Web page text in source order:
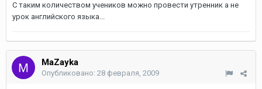
С таким количеством учеников можно провести утренник а не
урок английского языка...
MaZayka
Опубликовано: 28 февраля, 2009